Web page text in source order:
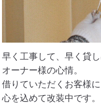
早く工事して、早く貸
オーナー様の心情。
借りていただくお客様
心を込めて改装中です。